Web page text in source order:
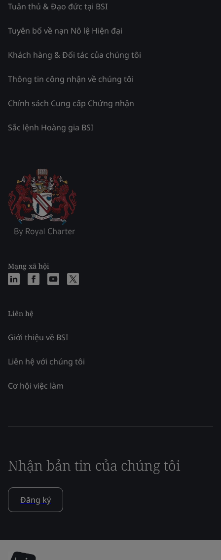
Tuân thủ & Đạo đức tại BSI
Tuyên bố về nạn Nô lệ Hiện đại
Khách hàng & Đối tác của chúng tôi
Thông tin công nhận về chúng tôi
Chính sách Cung cấp Chứng nhận
Sắc lệnh Hoàng gia BSI
Mạng xã hội
Liên hệ
Giới thiệu về BSI
Liên hệ với chúng tôi
Cơ hội việc làm
Nhận bản tin của chúng tôi
Đăng ký